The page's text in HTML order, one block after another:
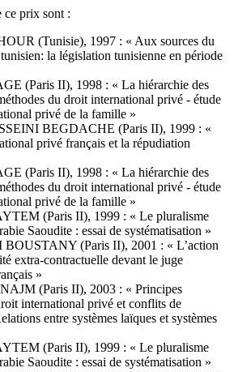
ce prix sont :
(Tunisie), 1997 : « Aux sources du
la législation tunisienne en période
(Paris II), 1998 : « La hiérarchie des
du droit international privé - étude
privé de la famille »
BEGDACHE (Paris II), 1999 : «
privé français et la répudiation
(Paris II), 1998 : « La hiérarchie des
du droit international privé - étude
privé de la famille »
(Paris II), 1999 : « Le pluralisme
Saoudite : essai de systématisation »
(Paris II), 2001 : « L’action
extra-contractuelle devant le juge
»
(Paris II), 2003 : « Principes
international privé et conflits de
entre systèmes laïques et systèmes
(Paris II), 1999 : « Le pluralisme
Saoudite : essai de systématisation »